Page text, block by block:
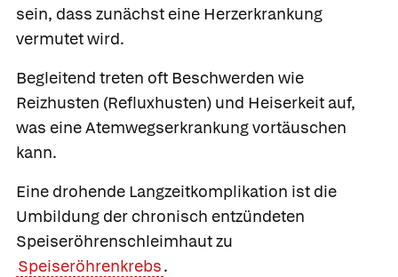
sein, dass zunächst eine Herzerkrankung
vermutet wird.
Begleitend treten oft Beschwerden wie
Reizhusten (Refluxhusten) und Heiserkeit auf,
was eine Atemwegserkrankung vortäuschen
kann.
Eine drohende Langzeitkomplikation ist die
Umbildung der chronisch entzündeten
Speiseröhrenschleimhaut zu
Speiseröhrenkrebs.